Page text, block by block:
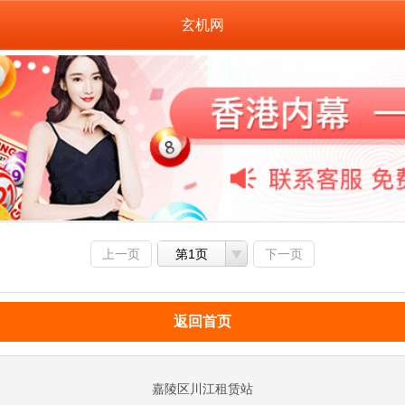
玄机网
上一页 第1页 下一页
返回首页
嘉陵区川江租赁站